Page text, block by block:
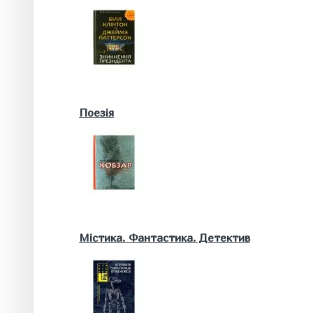
Математика. Природничі та інші науки
Біологія
Географія. Геологія
Поезія
Містика. Фантастика. Детектив